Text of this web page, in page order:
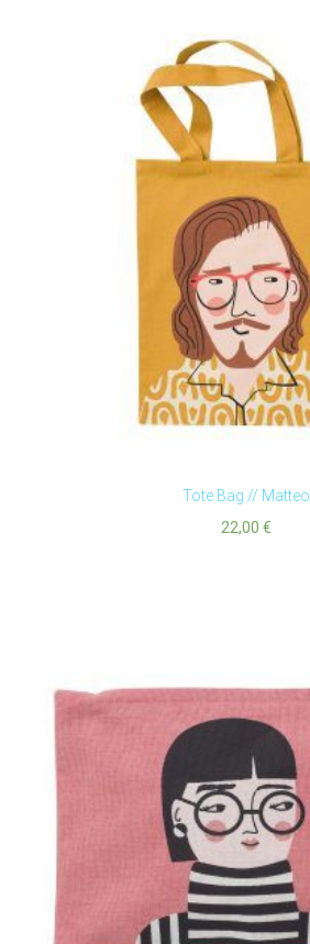
Tote Bag // Matteo
22,00 €